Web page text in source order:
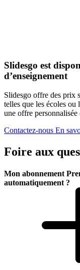
Slidesgo est
d’enseignement
Slidesgo offre des prix
telles que les écoles ou
une offre
Contactez-nous En
Foire aux
Mon abonnement
automatiquement ?